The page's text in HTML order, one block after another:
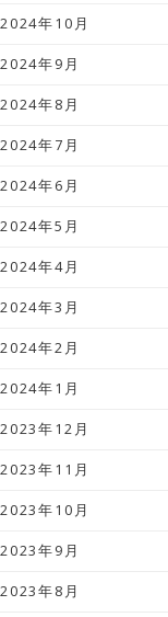
2024年10月
2024年9月
2024年8月
2024年7月
2024年6月
2024年5月
2024年4月
2024年3月
2024年2月
2024年1月
2023年12月
2023年11月
2023年10月
2023年9月
2023年8月